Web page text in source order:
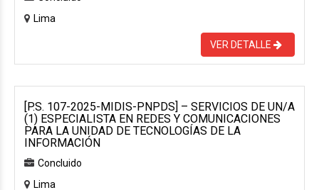
Lima
VER DETALLE
[P.S. 107-2025-MIDIS-PNPDS] – SERVICIOS DE UN/A
(1) ESPECIALISTA EN REDES Y COMUNICACIONES
PARA LA UNIDAD DE TECNOLOGÍAS DE LA
INFORMACIÓN
Concluido
Lima